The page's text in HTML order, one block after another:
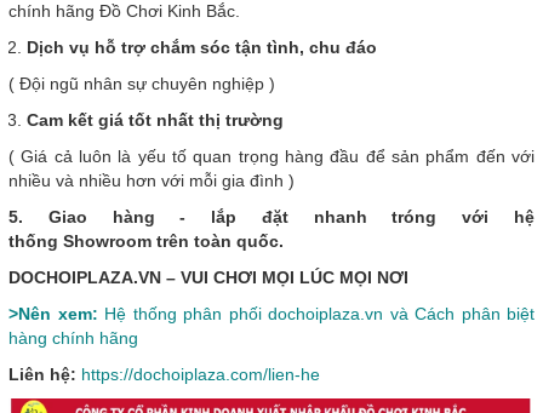
chính hãng Đồ Chơi Kinh Bắc.
Dịch vụ hỗ trợ chắm sóc tận tình, chu đáo
( Đội ngũ nhân sự chuyên nghiệp )
Cam kết giá tốt nhất thị trường
( Giá cả luôn là yếu tố quan trọng hàng đầu để sản phẩm đến với
nhiều và nhiều hơn với mỗi gia đình )
5. Giao hàng - lắp đặt nhanh tróng với hệ
thống Showroom trên toàn quốc.
DOCHOIPLAZA.VN – VUI CHƠI MỌI LÚC MỌI NƠI
>Nên xem: Hệ thống phân phối dochoiplaza.vn và Cách phân biệt
hàng chính hãng
Liên hệ: https://dochoiplaza.com/lien-he